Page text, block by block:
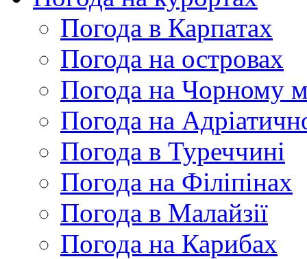
Погода в Карпатах
Погода на островах
Погода на Чорному
Погода на
Погода в Туреччині
Погода на Філіпінах
Погода в Малайзії
Погода на Карибах